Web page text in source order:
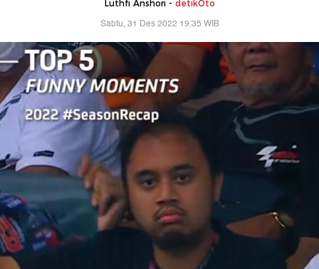
Luthfi Anshori - detikOto
Sabtu, 31 Des 2022 19:35 WIB